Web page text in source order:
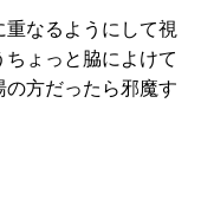
なるようにして視
ょっと脇によけて
の方だったら邪魔す